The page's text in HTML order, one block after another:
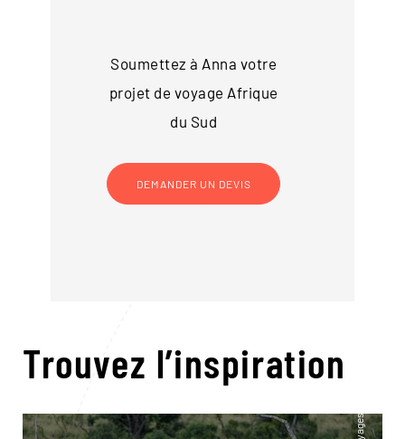
Soumettez à Anna votre
projet de voyage Afrique
du Sud
DEMANDER UN DEVIS
Trouvez l’inspiration